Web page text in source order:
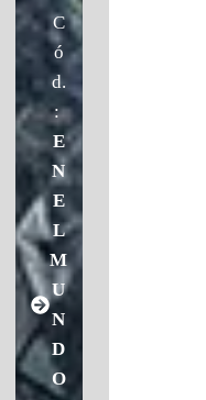
C
ó
d.
:
E
N
E
L
M
U
N
D
O